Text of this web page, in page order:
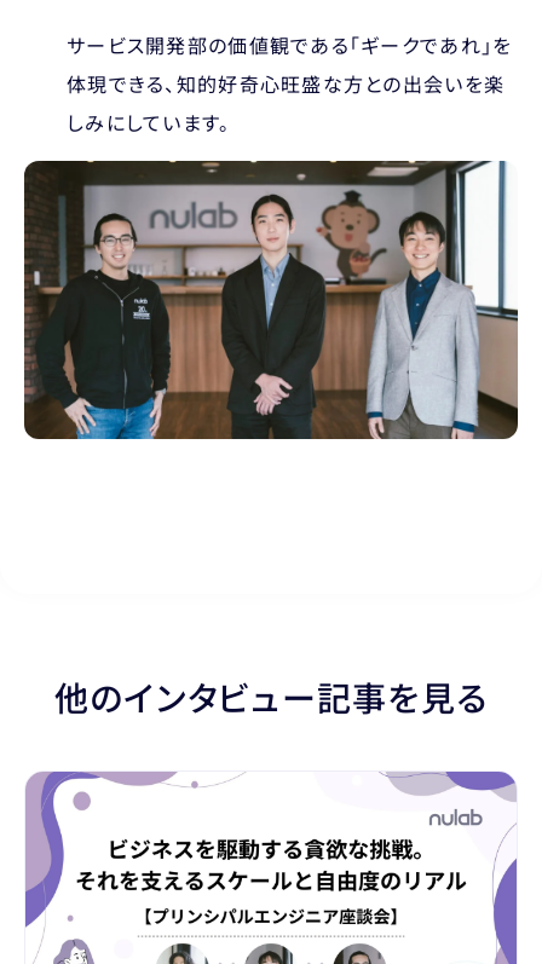
サービス開発部の価値観である「ギークであれ」を
体現できる、知的好奇心旺盛な方との出会いを楽
しみにしています。
他のインタビュー記事を見る